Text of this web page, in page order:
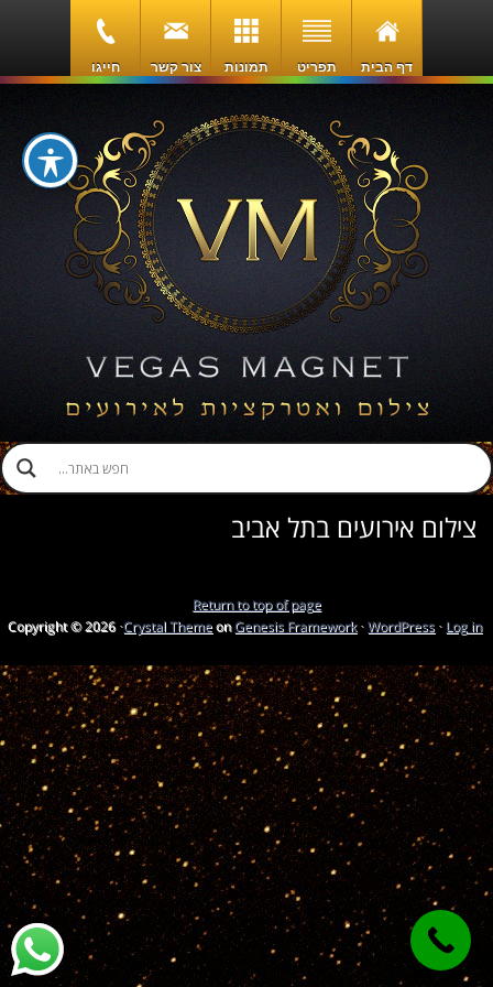
דף הבית תפריט תמונות צור קשר חייגו
צילום אירועים בתל אביב
Return to top of page
Copyright © 2026 ·Crystal ThemeonGenesis Framework·WordPress· Log in